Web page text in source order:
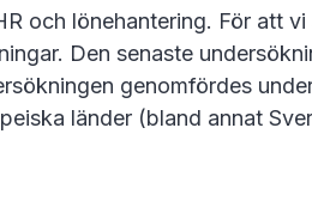
och lönehantering. För att
Den senaste
genomfördes
länder (bland annat